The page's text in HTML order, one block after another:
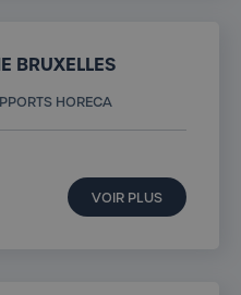
BRUXELLES
HORECA
VOIR PLUS